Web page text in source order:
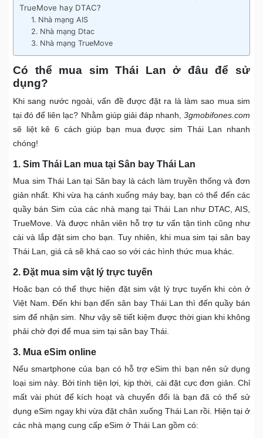
TrueMove hay DTAC?
1. Nhà mạng AIS
2. Nhà mạng Dtac
3. Nhà mạng TrueMove
Có thể mua sim Thái Lan ở đâu để sử
dụng?
Khi sang nước ngoài, vấn đề được đặt ra là làm sao mua sim
tại đó để liên lạc? Nhằm giúp giải đáp nhanh, 3gmobifones.com
sẽ liệt kê 6 cách giúp bạn mua được sim Thái Lan nhanh
chóng!
1. Sim Thái Lan mua tại Sân bay Thái Lan
Mua sim Thái Lan tại Sân bay là cách làm truyền thống và đơn
giản nhất. Khi vừa hạ cánh xuống máy bay, bạn có thể đến các
quầy bán Sim của các nhà mạng tại Thái Lan như DTAC, AIS,
TrueMove. Và được nhân viên hỗ trợ tư vấn tận tình cũng như
cài và lắp đặt sim cho bạn. Tuy nhiên, khi mua sim tại sân bay
Thái Lan, giá cả sẽ khá cao so với các hình thức mua khác.
2. Đặt mua sim vật lý trực tuyến
Hoặc bạn có thể thực hiện đặt sim vật lý trực tuyến khi còn ở
Việt Nam. Đến khi bạn đến sân bay Thái Lan thì đến quầy bán
sim để nhận sim. Như vậy sẽ tiết kiệm được thời gian khi không
phải chờ đợi để mua sim tại sân bay Thái.
3. Mua eSim online
Nếu smartphone của bạn có hỗ trợ eSim thì bạn nên sử dụng
loại sim này. Bởi tính tiện lợi, kịp thời, cài đặt cực đơn giản. Chỉ
mất vài phút để kích hoạt và chuyển đổi là bạn đã có thể sử
dụng eSim ngay khi vừa đặt chân xuống Thái Lan rồi. Hiện tại ở
các nhà mạng cung cấp eSim ở Thái Lan gồm có: